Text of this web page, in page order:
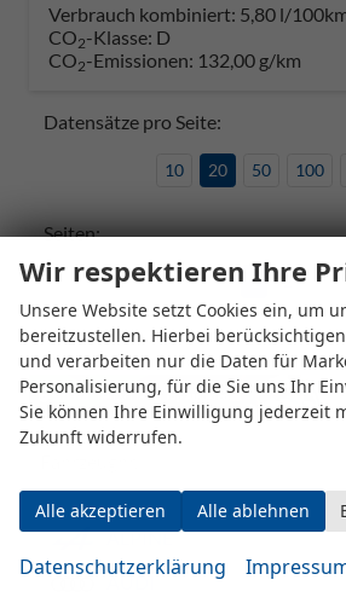
Verbrauch kombiniert: 5,80 l/
CO2-Klasse: D
CO2-Emissionen: 132,00 g/km
Datensätze pro Seite:
10 20 50 100
Seiten:
1 2
ALPINE
AUDI
Wir respektieren Ihre
Unsere Website setzt Cookies ein, um
bereitzustellen. Hierbei
und verarbeiten nur die Daten für
Personalisierung, für die Sie uns Ihr
Sie können Ihre Einwilligung jederzeit
Zukunft widerrufen.
Alle akzeptieren Alle ablehnen
Datenschutzerklärung